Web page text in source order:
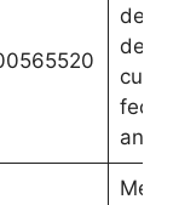
del 2
de
fecha